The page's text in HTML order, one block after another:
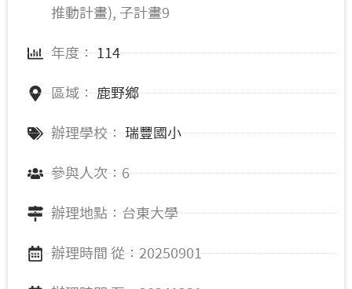
推動計畫), 子計畫9
年度： 114
區域： 鹿野鄉
辦理學校： 瑞豐國小
參與人次：6
辦理地點：台東大學
辦理時間 從：20250901